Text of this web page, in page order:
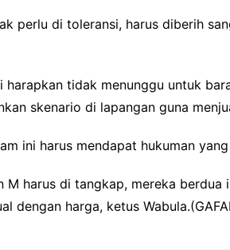
perlu di toleransi, harus diberih
harapkan tidak menunggu untuk
skenario di lapangan guna
ini harus mendapat hukuman
M harus di tangkap, mereka
dengan harga, ketus